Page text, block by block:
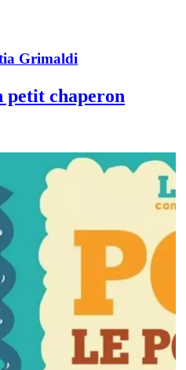
Grimaldi
petit chaperon